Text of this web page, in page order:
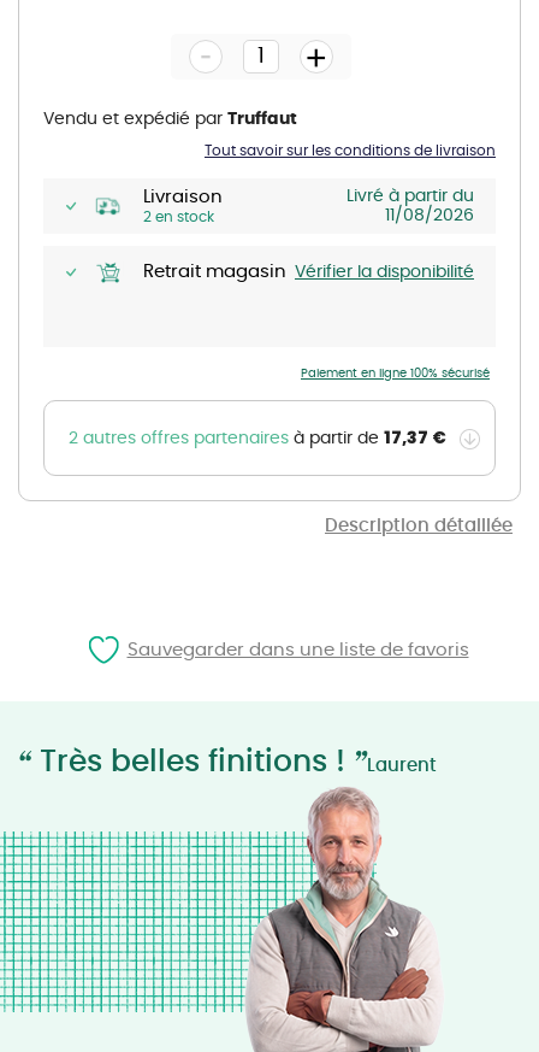
Description détaillée
gallery
Livraison
2 en stock
Livré à partir du
11/08/2026
Retrait magasin Vérifier la disponibilité
- +
Tout savoir sur les conditions de livraison
Vendu et expédié par Truffaut
Paiement en ligne 100% sécurisé
2 autres offres partenaires à partir de 17,37 €
“ Très belles finitions ! ”Laurent
Sauvegarder dans une liste de favoris